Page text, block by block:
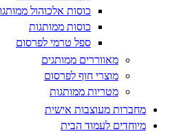
כוסות אלכוהול ממותגות
כוסות ממותגות
ספל טרמי לפרסום
מאווררים ממותגים
מוצרי חוף לפרסום
מטריות ממותגות
מחברות מעוצבות אישית
מיוחדים לעמוד הבית